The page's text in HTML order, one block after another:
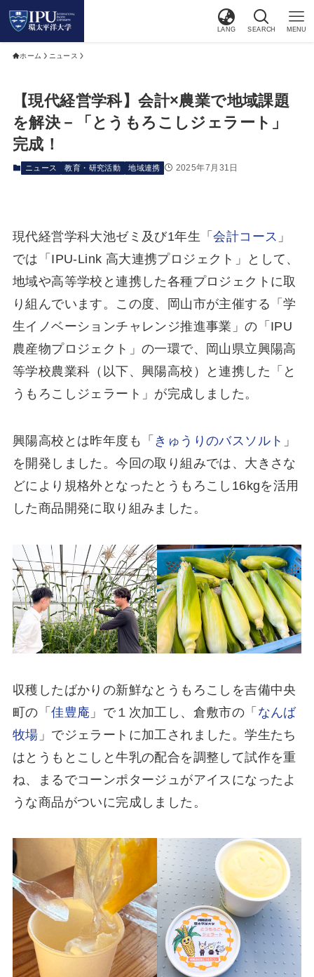
LANG SEARCH MENU
ホーム ニュース
【現代経営学科】会計×農業で地域課題
を解決－「とうもろこしジェラート」
完成！
ニュース 教育・研究活動 地域連携 2025年7月31日
現代経営学科大池ゼミ及び1年生「会計コース 」
では「IPU-Link 高大連携プロジェクト」として、
地域や高等学校と連携した各種プロジェクトに取
り組んでいます。この度、岡山市が主催する「学
生イノベーションチャレンジ推進事業」の「IPU
農産物プロジェクト」の一環で、岡山県立興陽高
等学校農業科（以下、興陽高校）と連携した「と
うもろこしジェラート」が完成しました。
興陽高校とは昨年度も「 きゅうりのバスソルト 」
を開発しました。今回の取り組みでは、大きさな
どにより規格外となったとうもろこし16kgを活用
した商品開発に取り組みました。
収穫したばかりの新鮮なとうもろこしを吉備中央
町の「佳豊庵 」で１次加工し、倉敷市の「 なんば
牧場 」でジェラートに加工されました。学生たち
はとうもとこしと牛乳の配合を調整して試作を重
ね、まるでコーンポタージュがアイスになったよ
うな商品がついに完成しました。